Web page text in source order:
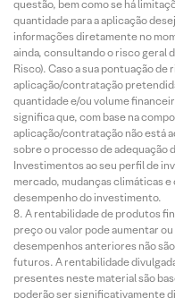
questão, bem como se há
quantidade para a aplicação
informações diretamente no
ainda, consultando o risco geral
Risco). Caso a sua pontuação
aplicação/contratação
quantidade e/ou volume
significa que, com base na
aplicação/contratação não está
sobre o processo de adequação
Investimentos ao seu perfil de
mercado, mudanças climáticas
desempenho do investimento.
A rentabilidade de produtos
preço ou valor pode aumentar
desempenhos anteriores não
futuros. A rentabilidade
presentes neste material são
poderão ser significativamente